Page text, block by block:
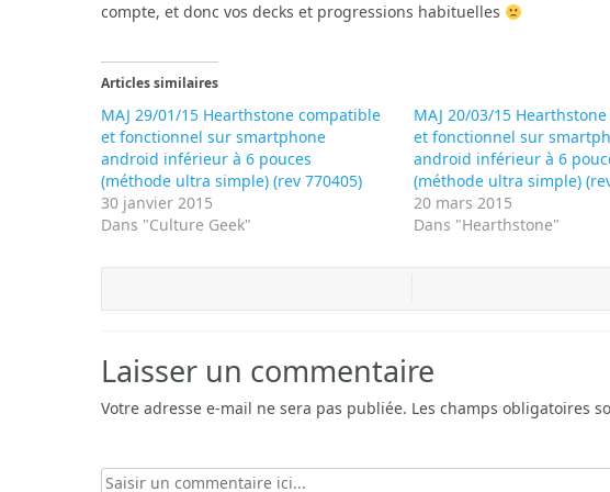
compte, et donc vos decks et progressions habituelles
Articles similaires
MAJ 29/01/15 Hearthstone compatible
et fonctionnel sur smartphone
android inférieur à 6 pouces
(méthode ultra simple) (rev 770405)
30 janvier 2015
Dans "Culture Geek"
MAJ 20/03/15
et fonctionnel sur
android inférieur à 6
(méthode ultra simple)
20 mars 2015
Dans "Hearthstone"
Laisser un commentaire
Votre adresse e-mail ne sera pas publiée. Les champs obligatoires